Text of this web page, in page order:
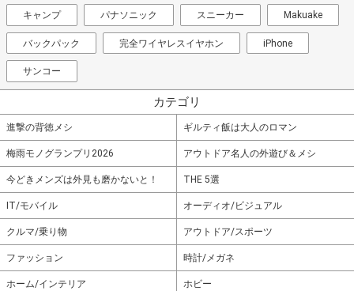
キャンプ パナソニック スニーカー Makuake
バックパック 完全ワイヤレスイヤホン iPhone
サンコー
カテゴリ
進撃の背徳メシ ギルティ飯は大人のロマン
梅雨モノグランプリ2026 アウトドア名人の外遊び＆メシ
今どきメンズは外見も磨かないと！ THE 5選
IT/モバイル オーディオ/ビジュアル
クルマ/乗り物 アウトドア/スポーツ
ファッション 時計/メガネ
ホーム/インテリア ホビー